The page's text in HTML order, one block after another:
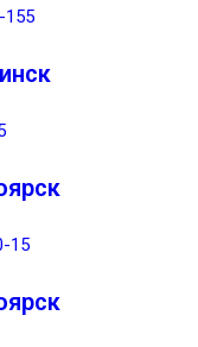
155
15